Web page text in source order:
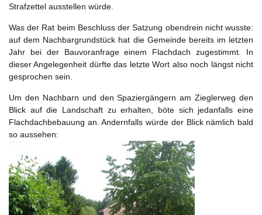
Strafzettel ausstellen würde.
Was der Rat beim Beschluss der Satzung obendrein nicht wusste:
auf dem Nachbargrundstück hat die Gemeinde bereits im letzten
Jahr bei der Bauvoranfrage einem Flachdach zugestimmt. In
dieser Angelegenheit dürfte das letzte Wort also noch längst nicht
gesprochen sein.
Um den Nachbarn und den Spaziergängern am Zieglerweg den
Blick auf die Landschaft zu erhalten, böte sich jedanfalls eine
Flachdachbebauung an. Andernfalls würde der Blick nämlich bald
so aussehen: